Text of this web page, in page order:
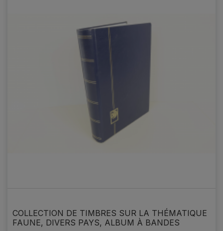
COLLECTION DE TIMBRES SUR LA THÉMATIQUE
FAUNE, DIVERS PAYS, ALBUM À BANDES